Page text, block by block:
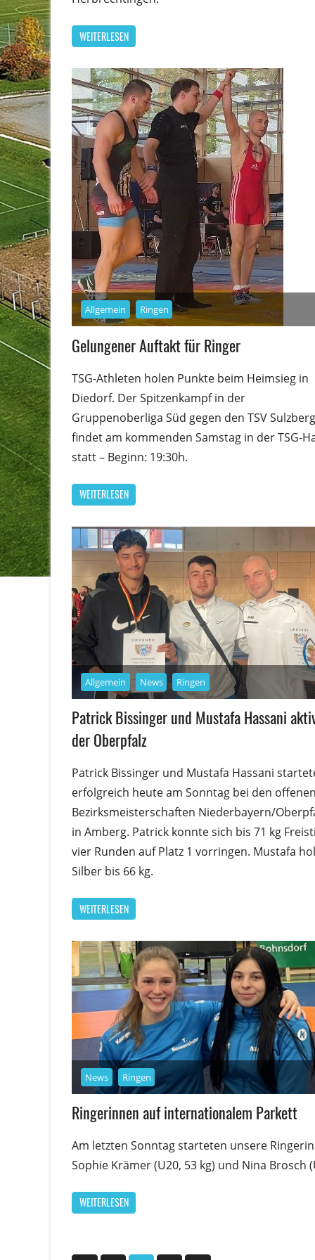
WEITERLESEN
Allgemein Ringen
Gelungener Auftakt für Ringer
TSG-Athleten holen Punkte beim Heimsieg in
Diedorf. Der Spitzenkampf in der
Gruppenoberliga Süd gegen den TSV Sulzberg
findet am kommenden Samstag in der TSG-
statt – Beginn: 19:30h.
WEITERLESEN
Allgemein News Ringen
Patrick Bissinger und Mustafa Hassani
der Oberpfalz
Patrick Bissinger und Mustafa Hassani
erfolgreich heute am Sonntag bei den
Bezirksmeisterschaften Niederbayern/
in Amberg. Patrick konnte sich bis 71 kg
vier Runden auf Platz 1 vorringen. Mustafa
Silber bis 66 kg.
WEITERLESEN
News Ringen
Ringerinnen auf internationalem Parkett
Am letzten Sonntag starteten unsere
Sophie Krämer (U20, 53 kg) und Nina Brosch
WEITERLESEN